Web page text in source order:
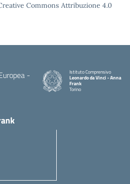
Commons Attribuzione 4.0
Istituto Comprensivo
Leonardo da Vinci - Anna
Frank
Torino